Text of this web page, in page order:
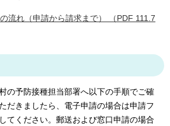
流れ（申請から請求まで） （PDF 111.7
の予防接種担当部署へ以下の手順でご確
だきましたら、電子申請の場合は申請フ
てください。郵送および窓口申請の場合